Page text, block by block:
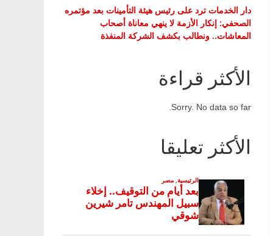
دار الخدمات ترد على رئيس هيئة التأمينات بعد مؤتمره
الصحفي: إنكار الأزمة لا ينهي معاناة أصحاب
المعاشات.. ونطالب بكشف الشركة المنفذة
الأكثر قراءة
Sorry. No data so far.
الأكثر تعليقا